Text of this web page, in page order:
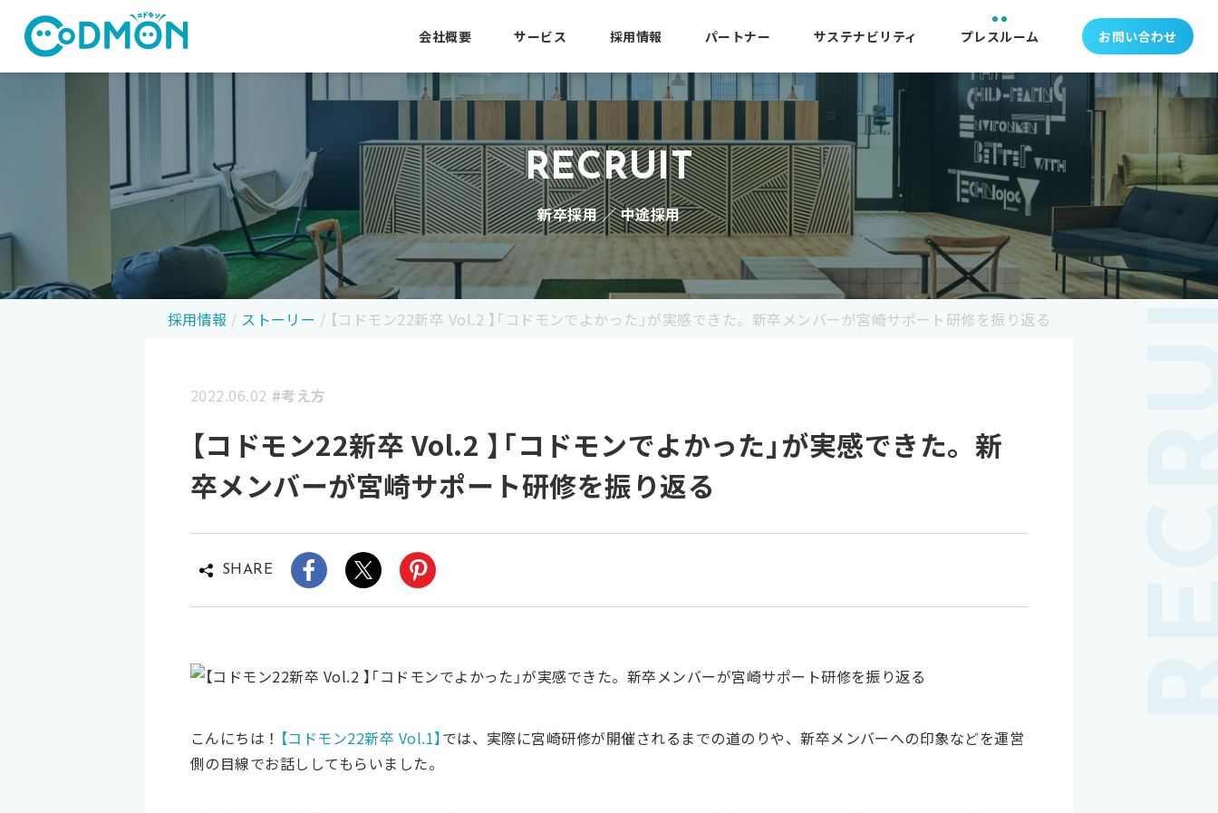
コドモン
会社概要 サービス 採用情報 パートナー サステナビリティ プレスルーム お問い合わせ
RECRUIT
新卒採用 ／ 中途採用
採用情報 / ストーリー / 【コドモン22新卒 Vol.2 】「コドモンでよかった」が実感できた。新卒メンバーが宮崎サポート研修を振り返る
2022.06.02 #考え方
【コドモン22新卒 Vol.2 】「コドモンでよかった」が実感できた。新
卒メンバーが宮崎サポート研修を振り返る
SHARE
こんにちは！ 【コドモン22新卒 Vol.1】では、実際に宮崎研修が開催されるまでの道のりや、新卒メンバーへの印象などを運営
側の目線でお話ししてもらいました。